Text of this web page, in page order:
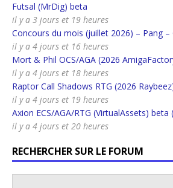
Futsal (MrDig) beta
il y a 3 jours et 19 heures
Concours du mois (juillet 2026) – Pang –
il y a 4 jours et 16 heures
Mort & Phil OCS/AGA (2026
il y a 4 jours et 18 heures
Raptor Call Shadows RTG (2026
il y a 4 jours et 19 heures
Axion ECS/AGA/RTG (VirtualAssets)
il y a 4 jours et 20 heures
RECHERCHER SUR LE FORUM